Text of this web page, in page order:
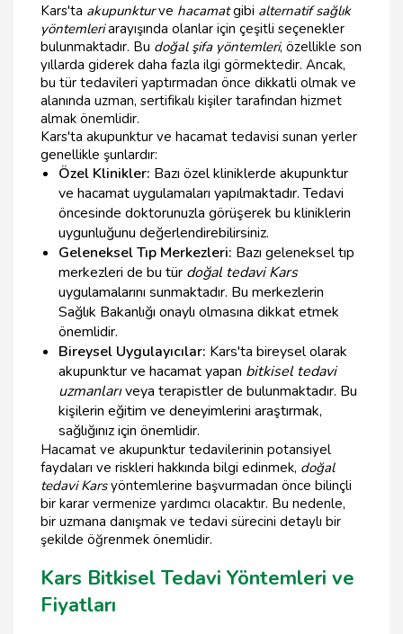
Kars'ta akupunkturve hacamatgibi alternatif sağlık
yöntemleriarayışında olanlar için çeşitli seçenekler
bulunmaktadır. Bu doğal şifa yöntemleri, özellikle son
yıllarda giderek daha fazla ilgi görmektedir. Ancak,
bu tür tedavileri yaptırmadan önce dikkatli olmak ve
alanında uzman, sertifikalı kişiler tarafından hizmet
almak önemlidir.
Kars'ta akupunktur ve hacamat tedavisi sunan yerler
genellikle şunlardır:
Özel Klinikler: Bazı özel kliniklerde akupunktur
ve hacamat uygulamaları yapılmaktadır. Tedavi
öncesinde doktorunuzla görüşerek bu kliniklerin
uygunluğunu değerlendirebilirsiniz.
Geleneksel Tıp Merkezleri: Bazı geleneksel tıp
merkezleri de bu tür doğal tedavi Kars
uygulamalarını sunmaktadır. Bu merkezlerin
Sağlık Bakanlığı onaylı olmasına dikkat etmek
önemlidir.
Bireysel Uygulayıcılar: Kars'ta bireysel olarak
akupunktur ve hacamat yapan bitkisel tedavi
uzmanlarıveya terapistler de bulunmaktadır. Bu
kişilerin eğitim ve deneyimlerini araştırmak,
sağlığınız için önemlidir.
Hacamat ve akupunktur tedavilerinin potansiyel
faydaları ve riskleri hakkında bilgi edinmek, doğal
tedavi Karsyöntemlerine başvurmadan önce bilinçli
bir karar vermenize yardımcı olacaktır. Bu nedenle,
bir uzmana danışmak ve tedavi sürecini detaylı bir
şekilde öğrenmek önemlidir.
Kars Bitkisel Tedavi Yöntemleri ve
Fiyatları